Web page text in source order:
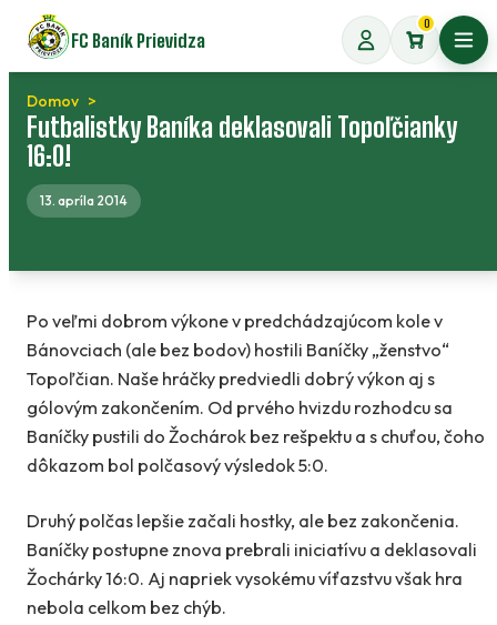
Preskočiť
na
obsah
FC Baník Prievidza
0
Domov
Futbalistky Baníka deklasovali Topoľčianky
16:0!
13. apríla 2014
Po veľmi dobrom výkone v predchádzajúcom kole v
Bánovciach (ale bez bodov) hostili Baníčky „ženstvo“
Topoľčian. Naše hráčky predviedli dobrý výkon aj s
gólovým zakončením. Od prvého hvizdu rozhodcu sa
Baníčky pustili do Žochárok bez rešpektu a s chuťou, čoho
dôkazom bol polčasový výsledok 5:0.
Druhý polčas lepšie začali hostky, ale bez zakončenia.
Baníčky postupne znova prebrali iniciatívu a deklasovali
Žochárky 16:0. Aj napriek vysokému víťazstvu však hra
nebola celkom bez chýb.